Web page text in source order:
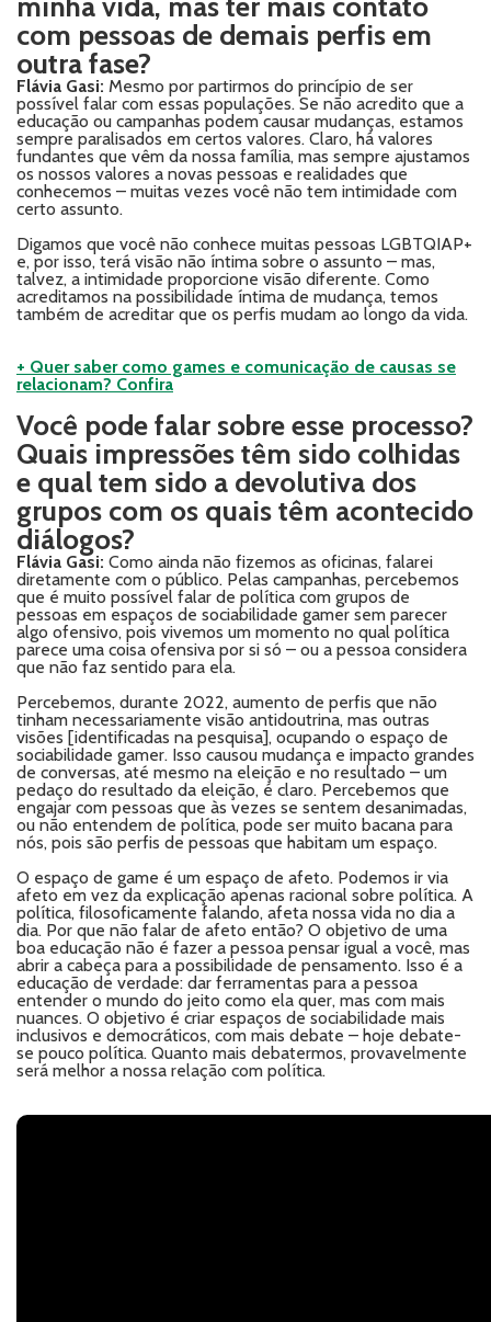
com pessoas de demais perfis em
outra fase?
Flávia Gasi: Mesmo por partirmos do princípio de ser
possível falar com essas populações. Se não acredito que a
educação ou campanhas podem causar mudanças, estamos
sempre paralisados em certos valores. Claro, há valores
fundantes que vêm da nossa família, mas sempre ajustamos
os nossos valores a novas pessoas e realidades que
conhecemos – muitas vezes você não tem intimidade com
certo assunto.
Digamos que você não conhece muitas pessoas LGBTQIAP+
e, por isso, terá visão não íntima sobre o assunto – mas,
talvez, a intimidade proporcione visão diferente. Como
acreditamos na possibilidade íntima de mudança, temos
também de acreditar que os perfis mudam ao longo da vida.
+ Quer saber como games e comunicação de causas se
relacionam? Confira
Você pode falar sobre esse processo?
Quais impressões têm sido colhidas
e qual tem sido a devolutiva dos
grupos com os quais têm acontecido
diálogos?
Flávia Gasi: Como ainda não fizemos as oficinas, falarei
diretamente com o público. Pelas campanhas, percebemos
que é muito possível falar de política com grupos de
pessoas em espaços de sociabilidade gamer sem parecer
algo ofensivo, pois vivemos um momento no qual política
parece uma coisa ofensiva por si só – ou a pessoa considera
que não faz sentido para ela.
Percebemos, durante 2022, aumento de perfis que não
tinham necessariamente visão antidoutrina, mas outras
visões [identificadas na pesquisa], ocupando o espaço de
sociabilidade gamer. Isso causou mudança e impacto grandes
de conversas, até mesmo na eleição e no resultado – um
pedaço do resultado da eleição, é claro. Percebemos que
engajar com pessoas que às vezes se sentem desanimadas,
ou não entendem de política, pode ser muito bacana para
nós, pois são perfis de pessoas que habitam um espaço.
O espaço de game é um espaço de afeto. Podemos ir via
afeto em vez da explicação apenas racional sobre política. A
política, filosoficamente falando, afeta nossa vida no dia a
dia. Por que não falar de afeto então? O objetivo de uma
boa educação não é fazer a pessoa pensar igual a você, mas
abrir a cabeça para a possibilidade de pensamento. Isso é a
educação de verdade: dar ferramentas para a pessoa
entender o mundo do jeito como ela quer, mas com mais
nuances. O objetivo é criar espaços de sociabilidade mais
inclusivos e democráticos, com mais debate – hoje debate-
se pouco política. Quanto mais debatermos, provavelmente
será melhor a nossa relação com política.